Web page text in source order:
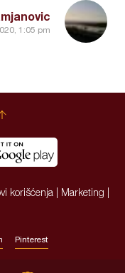
1:05 pm
korišćenja Marketing
Pinterest